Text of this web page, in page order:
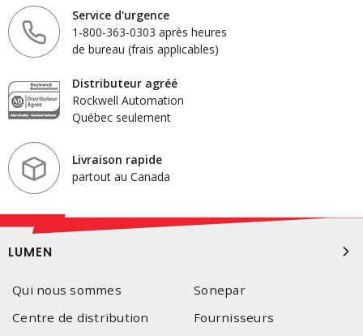
Service d'urgence
1-800-363-0303 après heures
de bureau (frais applicables)
Distributeur agréé
Rockwell Automation
Québec seulement
Livraison rapide
partout au Canada
LUMEN
Qui nous sommes
Sonepar
Centre de distribution
Fournisseurs